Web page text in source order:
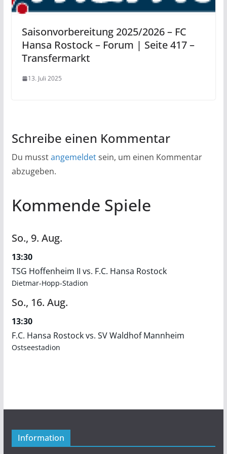
Saisonvorbereitung 2025/2026 – FC
Hansa Rostock – Forum | Seite 417 –
Transfermarkt
13. Juli 2025
Schreibe einen Kommentar
Du musstangemeldetsein, um einen Kommentar
abzugeben.
Kommende Spiele
So., 9. Aug.
13:30
TSG Hoffenheim II vs. F.C. Hansa Rostock
Dietmar-Hopp-Stadion
So., 16. Aug.
13:30
F.C. Hansa Rostock vs. SV Waldhof Mannheim
Ostseestadion
Information